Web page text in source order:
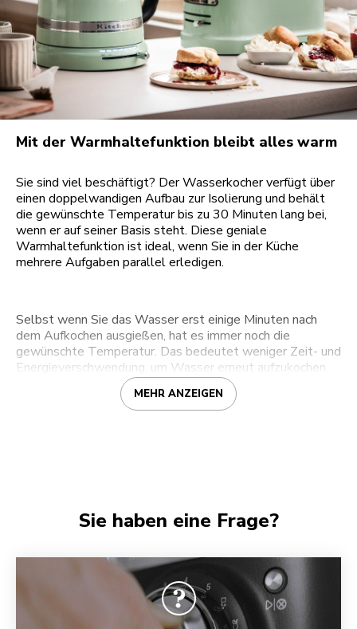
Mit der Warmhaltefunktion bleibt alles warm
Sie sind viel beschäftigt? Der Wasserkocher verfügt über
einen doppelwandigen Aufbau zur Isolierung und behält
die gewünschte Temperatur bis zu 30 Minuten lang bei,
wenn er auf seiner Basis steht. Diese geniale
Warmhaltefunktion ist ideal, wenn Sie in der Küche
mehrere Aufgaben parallel erledigen.
Selbst wenn Sie das Wasser erst einige Minuten nach
dem Aufkochen ausgießen, hat es immer noch die
gewünschte Temperatur. Das bedeutet weniger Zeit- und
Energieverschwendung, um Wasser erneut aufzukochen.
MEHR ANZEIGEN
Sie haben eine Frage?